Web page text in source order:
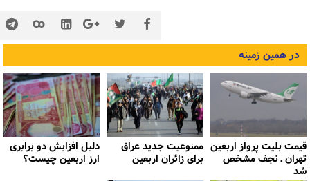
در همین زمینه
قیمت بلیت پرواز اربعین
تهران ـ نجف مشخص
شد
ممنوعیت جدید عراق
برای زائران اربعین
دلیل افزایش دو برابری
ارز اربعین چیست؟